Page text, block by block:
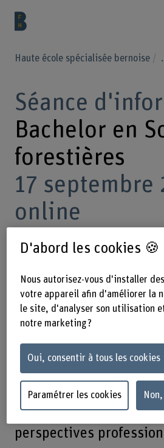
Haute école spécialisée bernoise
Séance
Bachelor en
forestières
17 septembre
online
porteuses d’avenir. La
sciences
alimentaires HAFL, un
propose le seul
de Suisse au niveau
la pratique et axées sur
études ouvrent par
perspectives
D'abord les cookies 🍪
Nous autorisez-vous d'installer
votre appareil afin d'améliorer la
le site, d'analyser son utilisation
notre marketing ?
Oui, consentir à tous les cookies
Paramétrer les cookies